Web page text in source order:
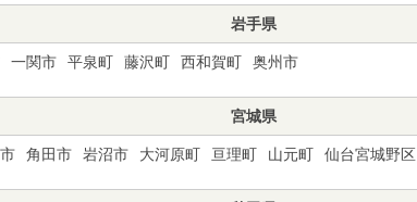
岩手県
一関市 平泉町 藤沢町 西和賀町 奥州市
宮城県
角田市 岩沼市 大河原町 亘理町 山元町 仙台宮城野区